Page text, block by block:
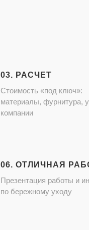
03. РАСЧЕТ
Стоимость «под ключ»:
материалы, фурнитура,
компании
06. ОТЛИЧНАЯ
Презентация работы и
по бережному уходу